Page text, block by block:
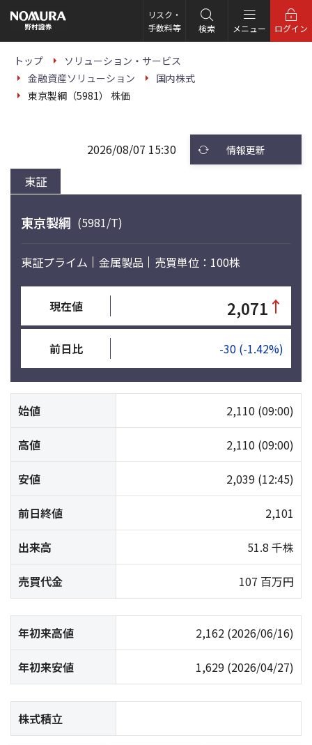
の
ー
リスク・
手数料等
検索 メニュー ログイン
トップ
ソリューション・サービス
金融資産ソリューション
国内株式
東京製綱（5981） 株価
東証
2026/08/07 15:30 情報更新
東京製綱 (5981/T)
東証プライム 金属製品 売買単位：100株
現在値 2,071 ↑
前日比 -30 (-1.42%)
始値 2,110 (09:00)
高値 2,110 (09:00)
安値 2,039 (12:45)
前日終値 2,101
出来高 51.8 千株
売買代金 107 百万円
年初来高値 2,162 (2026/06/16)
年初来安値 1,629 (2026/04/27)
株式積立